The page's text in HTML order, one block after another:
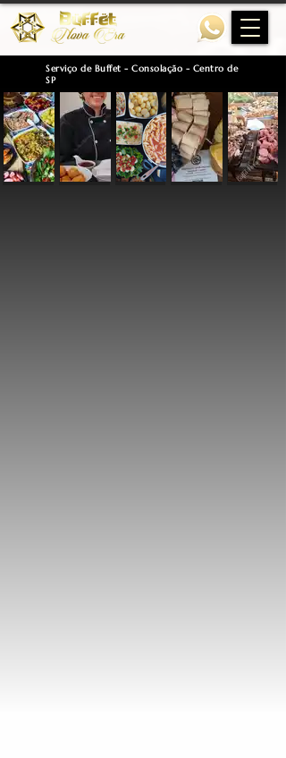
Serviço de Buffet - Consolação - Centro de
SP